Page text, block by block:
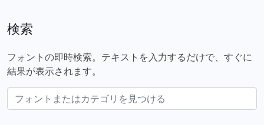
検索
フォントの即時検索。テキストを入力するだけで、すぐに
結果が表示されます。